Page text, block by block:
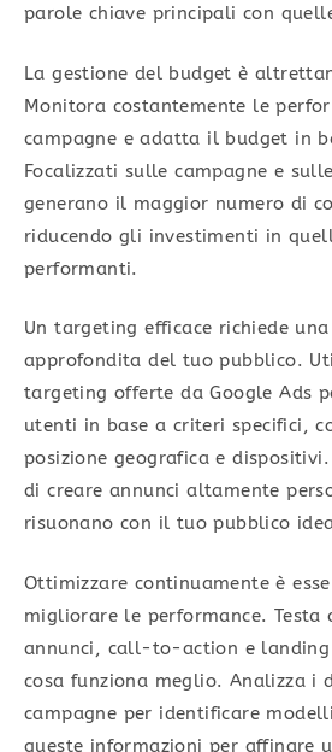
parole chiave principali con
La gestione del budget è
Monitora costantemente le
campagne e adatta il budget in
Focalizzati sulle campagne e
generano il maggior numero di
riducendo gli investimenti in
performanti.
Un targeting efficace richiede una
approfondita del tuo pubblico.
targeting offerte da Google Ads
utenti in base a criteri specifici,
posizione geografica e
di creare annunci altamente
risuonano con il tuo pubblico
Ottimizzare continuamente è
migliorare le performance. Testa
annunci, call-to-action e landing
cosa funziona meglio. Analizza i
campagne per identificare
queste informazioni per affinare